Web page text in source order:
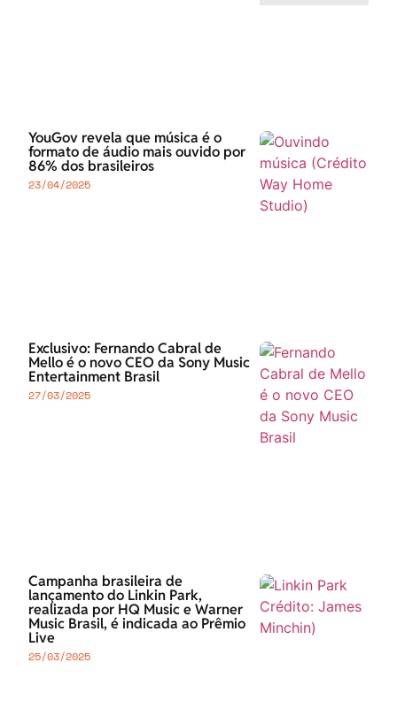
YouGov revela que música é o
formato de áudio mais ouvido por
86% dos brasileiros
23/04/2025
Exclusivo: Fernando Cabral de
Mello é o novo CEO da Sony Music
Entertainment Brasil
27/03/2025
Campanha brasileira de
lançamento do Linkin Park,
realizada por HQ Music e Warner
Music Brasil, é indicada ao Prêmio
Live
25/03/2025